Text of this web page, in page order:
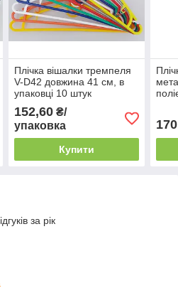
Плічка вішалки тремпеля
V-D42 довжина 41 см, в
упаковці 10 штук
152,60₴/
упаковка
Купити
170
за рік